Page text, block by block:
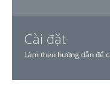
Cài đặt
Làm theo hướng dẫn để